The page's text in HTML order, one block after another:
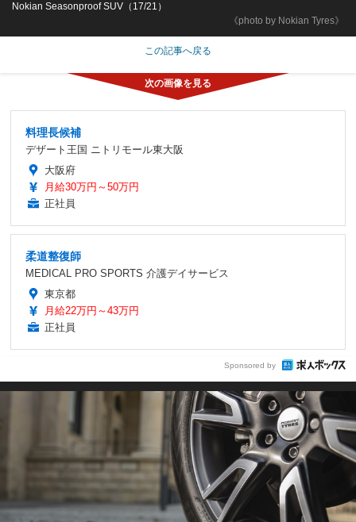
《photo by Nokian Tyres》
Nokian Seasonproof SUV（17/21）
この記事へ戻る
料理長候補
デザート王国 ニトリモール東大阪
大阪府
月給30万円～50万円
正社員
柔道整復師
MEDICAL PRO SPORTS 介護デイサービス
東京都
月給22万円～43万円
正社員
Sponsored by